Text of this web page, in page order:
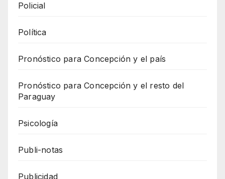
Policial
Política
Pronóstico para Concepción y el país
Pronóstico para Concepción y el resto del
Paraguay
Psicología
Publi-notas
Publicidad